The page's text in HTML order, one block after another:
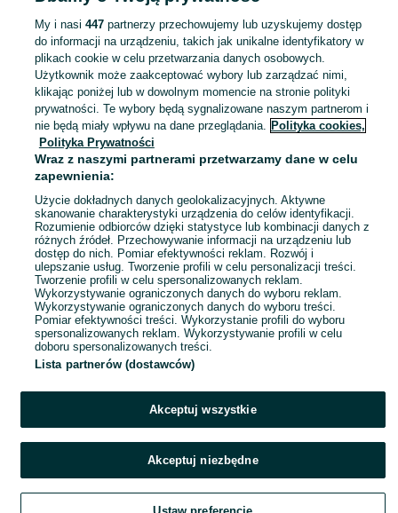
Dell windows mixed reality pc vr
280 zł
296,87 zł z Pakietem Ochronnym
Domasławice
20 lipca 2026
My i nasi 447partnerzy przechowujemy lub uzyskujemy dostęp
do informacji na urządzeniu, takich jak unikalne identyfikatory w
plikach cookie w celu przetwarzania danych osobowych.
Użytkownik może zaakceptować wybory lub zarządzać nimi,
klikając poniżej lub w dowolnym momencie na stronie polityki
prywatności. Te wybory będą sygnalizowane naszym partnerom i
nie będą miały wpływu na dane przeglądania. Polityka cookies,
Polityka Prywatności
Wraz z naszymi partnerami przetwarzamy dane w celu
zapewnienia:
Użycie dokładnych danych geolokalizacyjnych. Aktywne
skanowanie charakterystyki urządzenia do celów identyfikacji.
Rozumienie odbiorców dzięki statystyce lub kombinacji danych z
różnych źródeł. Przechowywanie informacji na urządzeniu lub
dostęp do nich. Pomiar efektywności reklam. Rozwój i
ulepszanie usług. Tworzenie profili w celu personalizacji treści.
Tworzenie profili w celu spersonalizowanych reklam.
Wykorzystywanie ograniczonych danych do wyboru reklam.
Wykorzystywanie ograniczonych danych do wyboru treści.
Pomiar efektywności treści. Wykorzystanie profili do wyboru
spersonalizowanych reklam. Wykorzystywanie profili w celu
doboru spersonalizowanych treści.
Lista partnerów (dostawców)
Akceptuj wszystkie
Akceptuj niezbędne